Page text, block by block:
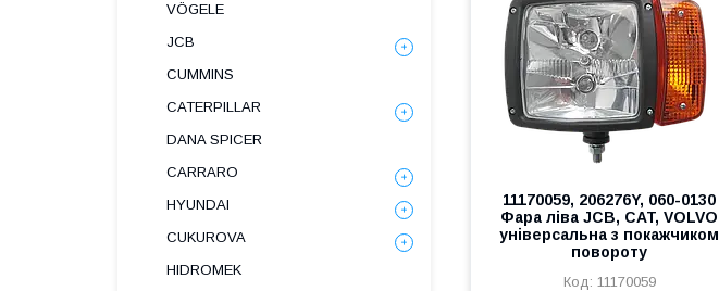
11170059, 206276Y, 060-0130
Фара ліва JCB, CAT, VOLVO
універсальна з покажчиком
повороту
11170059
VÖGELE
JCB
CUMMINS
CATERPILLAR
DANA SPICER
СARRARO
HYUNDAI
CUKUROVA
HIDROMEK